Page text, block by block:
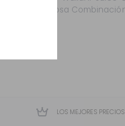
Deliciosa
LOS MEJORES PRECIOS